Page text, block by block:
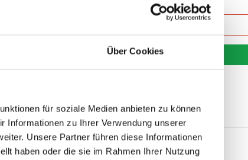
Über Cookies
für soziale Medien anbieten zu können
Informationen zu Ihrer Verwendung unserer
Unsere Partner führen diese Informationen
haben oder die sie im Rahmen Ihrer Nutzung